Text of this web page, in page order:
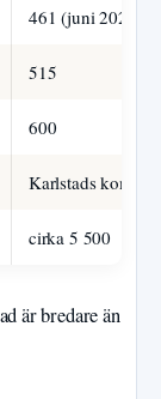
461 (juni 2025)
515
600
Karlstads
cirka 5 500
är bredare än